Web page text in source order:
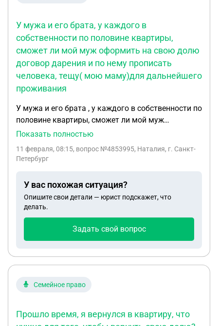
У мужа и его брата, у каждого в
собственности по половине квартиры,
сможет ли мой муж оформить на свою долю
договор дарения и по нему прописать
человека, тещу( мою маму)для дальнейшего
проживания
У мужа и его брата , у каждого в собственности по
половине квартиры, сможет ли мой муж
оформить на свою долю договор дарения и по
дальнейшего проживания. Брат мужа против
Показать полностью
11 февраля, 08:15, вопрос №4853995, Наталия, г. Санкт-
Петербург
У вас похожая ситуация?
Опишите свои детали — юрист подскажет, что
делать.
Задать свой вопрос
Семейное право
Прошло время, я вернулся в квартиру, что